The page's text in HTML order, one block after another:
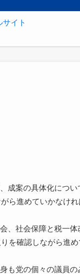
成案の具体化につ
ら進めていかなけれ
、社会保障と税一
を確認しながら進め
も党の個々の議員